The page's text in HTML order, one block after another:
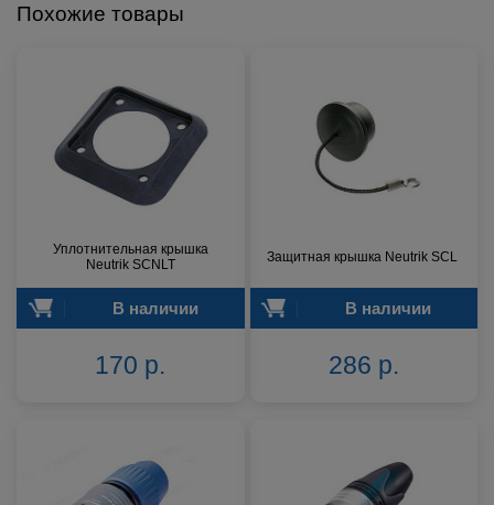
Похожие товары
Уплотнительная крышка
Neutrik SCNLT
В наличии
170 р.
Защитная крышка Neutrik SCL
В наличии
286 р.